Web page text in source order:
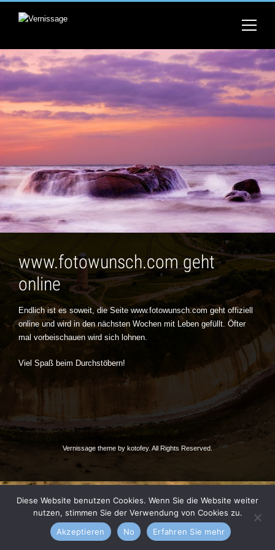
www.fotowunsch.com geht
online
Endlich ist es soweit, die Seite www.fotowunsch.com geht offiziell
online und wird in den nächsten Wochen mit Leben gefüllt. Öfter
mal vorbeischauen wird sich lohnen.
Viel Spaß beim Durchstöbern!
Vernissage theme by kotofey. All Rights Reserved.
Diese Website benutzen Cookies. Wenn Sie die Website weiter
nutzen, stimmen Sie der Verwendung von Cookies zu.
Akzeptieren
No Erfahren Sie mehr